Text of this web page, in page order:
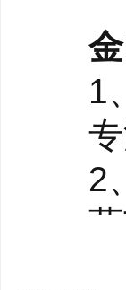
1、
专注
2、
蓝芯